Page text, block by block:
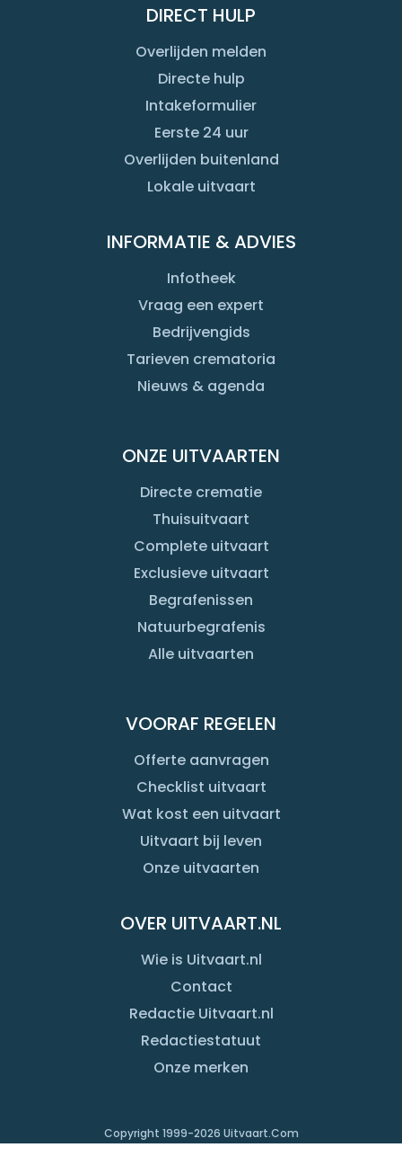
DIRECT HULP
Overlijden melden
Directe hulp
Intakeformulier
Eerste 24 uur
Overlijden buitenland
Lokale uitvaart
INFORMATIE & ADVIES
Infotheek
Vraag een expert
Bedrijvengids
Tarieven crematoria
Nieuws & agenda
VOORAF REGELEN
Offerte aanvragen
Checklist uitvaart
Wat kost een uitvaart
Uitvaart bij leven
Onze uitvaarten
OVER UITVAART.NL
Wie is Uitvaart.nl
Contact
Redactie Uitvaart.nl
Redactiestatuut
Onze merken
ONZE UITVAARTEN
Directe crematie
Thuisuitvaart
Complete uitvaart
Exclusieve uitvaart
Begrafenissen
Natuurbegrafenis
Alle uitvaarten
Copyright 1999-2026 Uitvaart.Com